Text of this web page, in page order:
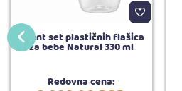
Avent set plastičnih flašica
za bebe Natural 330 ml
Redovna cena: